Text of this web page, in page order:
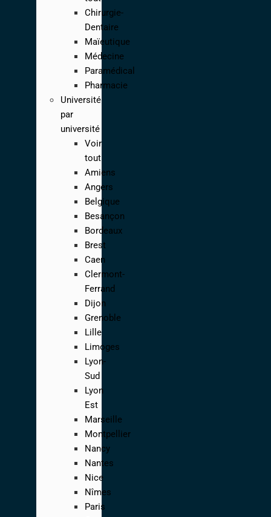
Chirurgie-
Dentaire
Maïeutique
Médecine
Paramédical
Pharmacie
Université
par
université
Voir
tout
Amiens
Angers
Belgique
Besançon
Bordeaux
Brest
Caen
Clermont-
Ferrand
Dijon
Grenoble
Lille
Limoges
Lyon-
Sud
Lyon
Est
Marseille
Montpellier
Nancy
Nantes
Nice
Nîmes
Paris